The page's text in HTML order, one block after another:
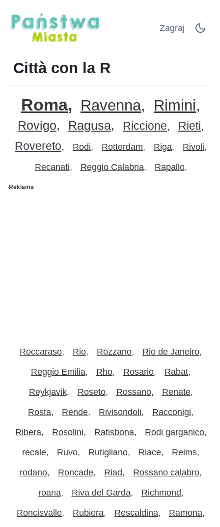
Zagraj
Città con la R
Roma Ravenna Rimini
Rovigo Ragusa Riccione
Rieti
Rovereto
Rodi Rotterdam Riga Rivoli
Recanati Reggio Calabria Rapallo
Reklama
Roccaraso Rio Rozzano Rio de Janeiro
Reggio Emilia Rho Rosario Rabat
Reykjavik Roseto Rossano Renate
Rosta Rende Rivisondoli Racconigi
Ribera Rosolini Ratisbona Rodi garganico
recale Ruvo Rutigliano Riace Reims
rodano Roncade Riad Rossano calabro
roana Riva del Garda Richmond
Roncisvalle Rubiera Rescaldina Ramona